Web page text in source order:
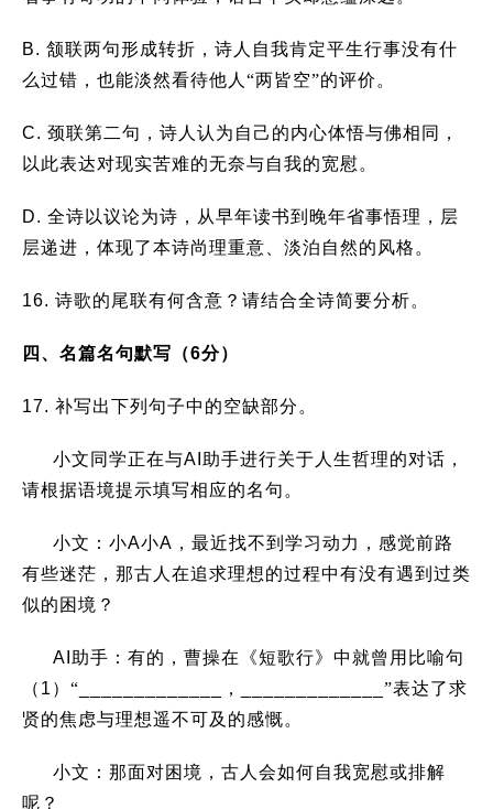
B. 颔联两句形成转折，诗人自我肯定平生行事没有什
么过错，也能淡然看待他人“两皆空”的评价。
C. 颈联第二句，诗人认为自己的内心体悟与佛相同，
以此表达对现实苦难的无奈与自我的宽慰。
D. 全诗以议论为诗，从早年读书到晚年省事悟理，层
层递进，体现了本诗尚理重意、淡泊自然的风格。
16. 诗歌的尾联有何含意？请结合全诗简要分析。
四、名篇名句默写（6分）
17. 补写出下列句子中的空缺部分。
小文同学正在与AI 助手进行关于人生哲理的对话，
请根据语境提示填写相应的名句。
小文：小A小A ，最近找不到学习动力，感觉前路
有些迷茫，那古人在追求理想的过程中有没有遇到过类
似的困境？
AI 助手：有的，曹操在《短歌行》中就曾用比喻句
（ 1 ）“ ， ”表达了求
贤的焦虑与理想遥不可及的感慨。
小文：那面对困境，古人会如何自我宽慰或排解
呢？